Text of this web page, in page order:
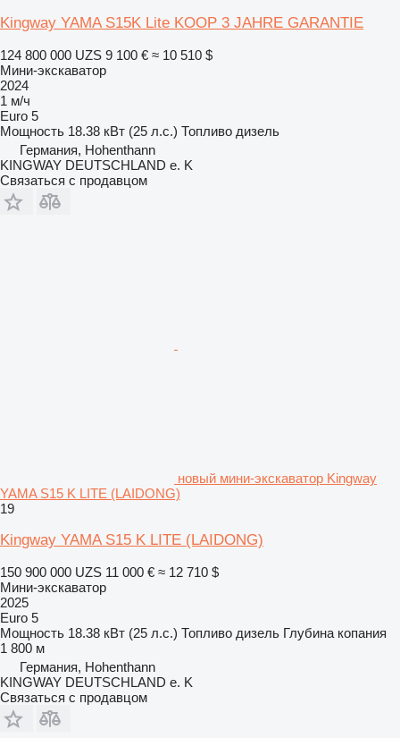
Kingway YAMA S15K Lite KOOP 3 JAHRE GARANTIE
124 800 000 UZS 9 100 € ≈ 10 510 $
Мини-экскаватор
2024
1 м/ч
Euro 5
Мощность 18.38 кВт (25 л.с.) Топливо дизель
Германия, Hohenthann
KINGWAY DEUTSCHLAND e. K
Связаться с продавцом
новый мини-экскаватор Kingway
YAMA S15 K LITE (LAIDONG)
19
Kingway YAMA S15 K LITE (LAIDONG)
150 900 000 UZS 11 000 € ≈ 12 710 $
Мини-экскаватор
2025
Euro 5
Мощность 18.38 кВт (25 л.с.) Топливо дизель Глубина копания
1 800 м
Германия, Hohenthann
KINGWAY DEUTSCHLAND e. K
Связаться с продавцом